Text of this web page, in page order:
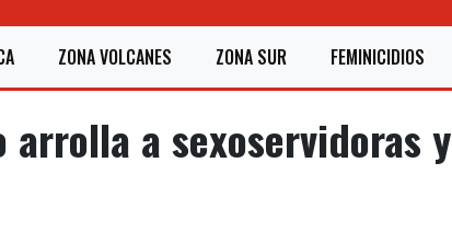
ZONA VOLCANES ZONA SUR FEMINICIDIOS
arrolla a sexoservidoras y